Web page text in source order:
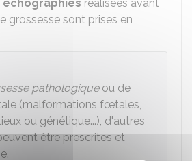
réalisées avant
grossesse sont prises en
pathologiqueou de
(malformations fœtales,
ou génétique...), d'autres
être prescrites et